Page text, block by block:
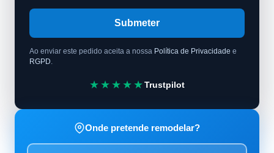
Submeter
Ao enviar este pedido aceita a nossa Política de Privacidade e
RGPD
★★★★★Trustpilot
Onde pretende remodelar?